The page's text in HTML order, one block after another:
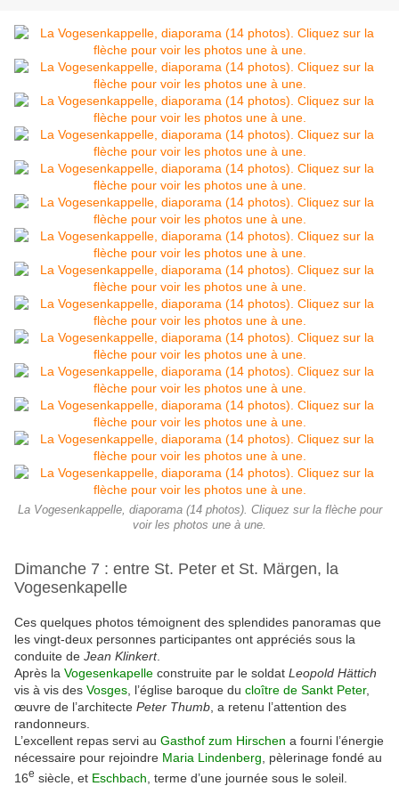
La Vogesenkappelle, diaporama (14 photos). Cliquez sur la flèche pour
voir les photos une à une.
Dimanche 7 : entre St. Peter et St. Märgen, la
Vogesenkapelle
Ces quelques photos témoignent des splendides panoramas que
les vingt-deux personnes participantes ont appréciés sous la
conduite de Jean Klinkert.
Après la Vogesenkapelle construite par le soldat Leopold Hättich
vis à vis des Vosges , l’église baroque du cloître de Sankt Peter,
œuvre de l’architecte Peter Thumb , a retenu l’attention des
randonneurs.
L’excellent repas servi au Gasthof zum Hirschen a fourni l’énergie
nécessaire pour rejoindre Maria Lindenberg , pèlerinage fondé au
16e siècle, et Eschbach , terme d’une journée sous le soleil.